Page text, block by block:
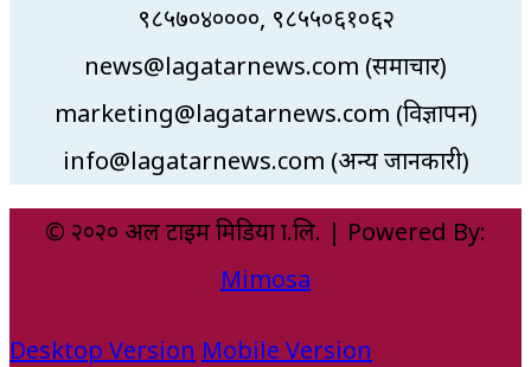
९८५७०४००००, ९८५५०६१०६२
news@lagatarnews.com (समाचार)
marketing@lagatarnews.com (विज्ञापन)
info@lagatarnews.com (अन्य जानकारी)
© २०२० अल टाइम मिडिया प्रा.लि. | Powered By:
Mimosa
Desktop Version Mobile Version